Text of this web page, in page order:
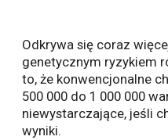
Odkrywa się coraz
genetycznym ryzykiem
to, że konwencjonalne
500 000 do 1 000 000
niewystarczające, jeśli
wyniki.